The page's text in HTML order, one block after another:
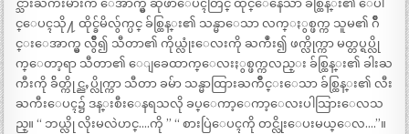
င္သားႀကီးမ်ားက ေအာက္မွ ဆိုဖာေပၚတြင္ ထိုင္ေနေသာ ခ်စ္ထြန္း၏ ေပါ
င္ေပၚသို႔ ထိုင္ခ်မိလွ်က္ပင္ ခ်စ္ထြန္း၏ သန္မာေသာ လက္ႏွစ္ဖက္က သူမ၏ ဂ်ိဳ
င္းေအာက္မွ လွ်ဳိ၍ သီတာ၏ ကိုယ္လုံးေလးကို ႀကဳံး၍ ဖက္လိုက္ကာ မတ္တပ္ရပ္လို
က္ေတာ့ရာ သီတာ၏ ေျခေထာက္ေလးႏွစ္ဖက္ကလည္း ခ်စ္ထြန္း၏ ခါးႀ
ကီးကို ခ်ိတ္ကိုင္ညႇပ္လိုက္ကာ သီတာ ခမ်ာ သန္မာထြားႀကိဳင္းေသာ ခ်စ္ထြန္း၏ လီး
ႀကီးေပၚ၌ ဒန္းစီးေနရသလို ခပ္ေကာ့ေကာ့ေလးပါသြားေလသ
ည္။ “ ဘယ္လို လိုးမလဲဟင္….ကို ” “ စားပြဲေပၚကို တင္လိုးေပးမယ္ေလ….”။